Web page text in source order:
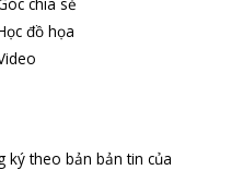
chia sẻ
đồ họa
ký theo bản bản tin của